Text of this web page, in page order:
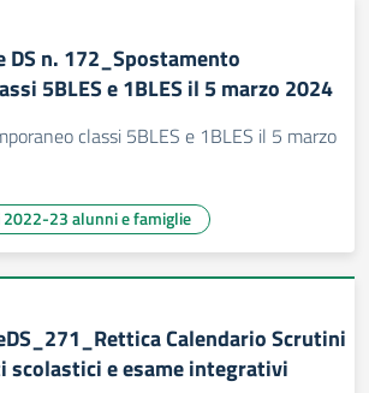
DS n. 172_Spostamento
5BLES e 1BLES il 5 marzo 2024
classi 5BLES e 1BLES il 5 marzo
2022-23 alunni e famiglie
Calendario Scrutini
scolastici e esame integrativi